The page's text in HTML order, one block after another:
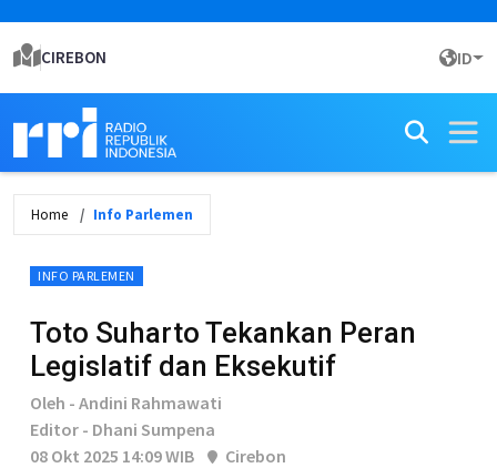
CIREBON ID
Home Info Parlemen
INFO PARLEMEN
Toto Suharto Tekankan Peran
Legislatif dan Eksekutif
Oleh - Andini Rahmawati
Editor - Dhani Sumpena
08 Okt 2025 14:09 WIB
Cirebon